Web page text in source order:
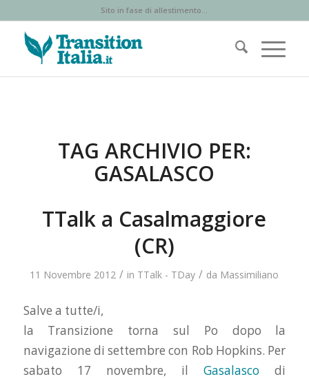
Sito in fase di allestimento...
TAG ARCHIVIO PER:
GASALASCO
TTalk a Casalmaggiore
(CR)
11 Novembre 2012 / in TTalk - TDay / da Massimiliano
Salve a tutte/i,
la Transizione torna sul Po dopo la
navigazione di settembre con Rob Hopkins. Per
sabato 17 novembre, ilGasalasco di